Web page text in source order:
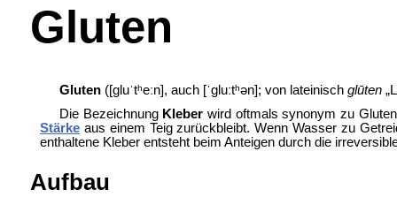
Gluten
Gluten([gluˈtʰeːn], auch [ˈgluːtʰən]; von lateinisch glūten„
Die Bezeichnung Kleber wird oftmals synonym zu
Stärkeaus einem Teig zurückbleibt. Wenn Wasser zu
enthaltene Kleber entsteht beim Anteigen durch die
Aufbau